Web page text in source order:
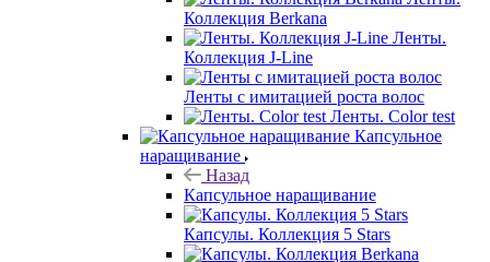
Коллекция Berkana
Ленты.
Коллекция J-Line
Ленты с имитацией роста волос
Ленты. Color test
Капсульное
наращивание
Назад
Капсульное наращивание
Капсулы. Коллекция 5 Stars